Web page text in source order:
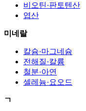
비오틴·판토텐산
엽산
미네랄
칼슘·마그네슘
전해질·칼륨
철분·아연
셀레늄·요오드
ㄱ